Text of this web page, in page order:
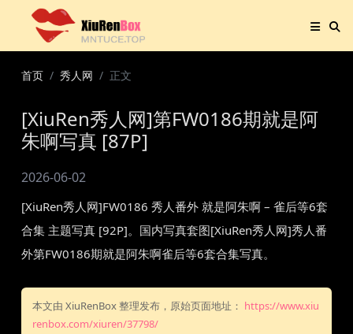
首页 秀人网 正文
[XiuRen秀人网]第FW0186期就是阿
朱啊写真 [87P]
2026-06-02
[XiuRen秀人网]FW0186 秀人番外 就是阿朱啊 – 雀后等6套
合集 主题写真 [92P]。国内写真套图[XiuRen秀人网]秀人番
外第FW0186期就是阿朱啊雀后等6套合集写真。
本文由 XiuRenBox 整理发布，原始页面地址： https://www.xiu
renbox.com/xiuren/37798/